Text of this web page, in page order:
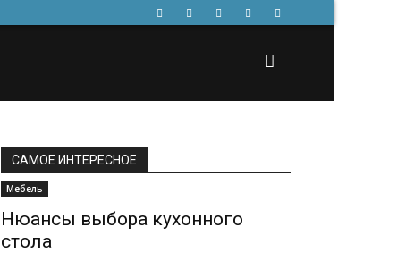
САМОЕ ИНТЕРЕСНОЕ
Мебель
Нюансы выбора кухонного
стола